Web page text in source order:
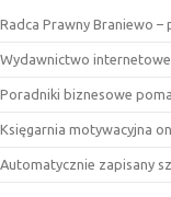
Radca Prawny Braniewo
Wydawnictwo
Poradniki biznesowe
Księgarnia motywacyjna
Automatycznie zapisany